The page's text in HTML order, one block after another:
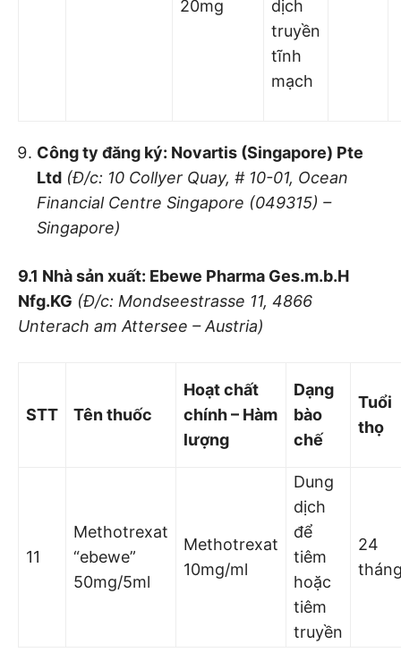
20mg
dịch
truyền
tĩnh
mạch
Công ty đăng ký: Novartis (Singapore) Pte
Ltd (Đ/c: 10 Collyer Quay, # 10-01, Ocean
Financial Centre Singapore (049315) –
Singapore)
9.1 Nhà sản xuất: Ebewe Pharma Ges.m.b.H
Nfg.KG (Đ/c: Mondseestrasse 11, 4866
Unterach am Attersee – Austria)
STT Tên thuốc
Hoạt chất
chính – Hàm
lượng
Dạng
bào
chế
Tuổi
thọ
11
Methotrexat
“ebewe”
50mg/5ml
Methotrexat
10mg/ml
Dung
dịch
để
tiêm
hoặc
tiêm
truyền
24